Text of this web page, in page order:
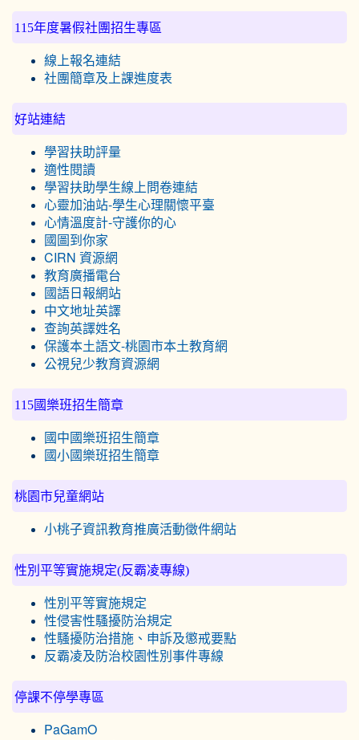
115年度暑假社團招生專區
線上報名連結
社團簡章及上課進度表
好站連結
學習扶助評量
適性閱讀
學習扶助學生線上問卷連結
心靈加油站-學生心理關懷平臺
心情溫度計-守護你的心
國圖到你家
CIRN 資源網
教育廣播電台
國語日報網站
中文地址英譯
查詢英譯姓名
保護本土語文-桃園市本土教育網
公視兒少教育資源網
115國樂班招生簡章
國中國樂班招生簡章
國小國樂班招生簡章
桃園市兒童網站
小桃子資訊教育推廣活動徵件網站
性別平等實施規定(反霸凌專線)
性別平等實施規定
性侵害性騷擾防治規定
性騷擾防治措施、申訴及懲戒要點
反霸凌及防治校園性別事件專線
停課不停學專區
PaGamO